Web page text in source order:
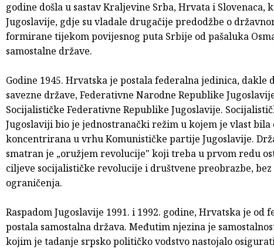
godine došla u sastav Kraljevine Srba, Hrvata i Slovenaca,
Jugoslavije, gdje su vladale drugačije predodžbe o
formirane tijekom povije­snog puta Srbije od pašaluka
samostalne države.
Godine 1945. Hrvatska je postala federalna jedinica, dakle
savezne države, Federativne Narodne Republike
Socijalističke Federativne Republike Jugoslavije.
Jugoslaviji bio je jednostra­nački režim u kojem je vlast
koncentrirana u vrhu Komunističke partije Jugoslavije.
smatran je „oružjem revolucije" koji treba u prvom redu
ciljeve socijalističke revolucije i društvene preobrazbe,
ograničenja.
Raspadom Jugoslavije 1991. i 1992. godine, Hrvatska je od
postala samostalna država. Međutim nje­zina je
kojim je tadanje srpsko političko vodstvo nasto­jalo